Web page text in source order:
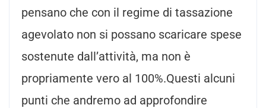
pensano che con il regime di tassazione
agevolato non si possano scaricare spese
sostenute dall’attività, ma non è
propriamente vero al 100%.Questi alcuni
punti che andremo ad approfondire